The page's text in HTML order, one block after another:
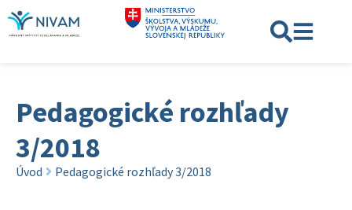
Pedagogické rozhľady
3/2018
Úvod Pedagogické rozhľady 3/2018